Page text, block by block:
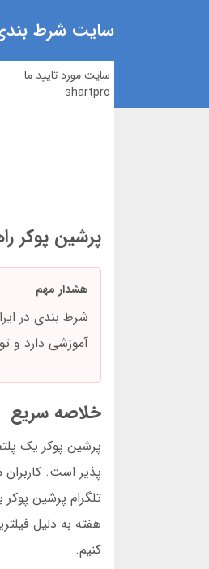
سایت شرط بندی
سایت مورد تایید ما
shartpro
پرشین پوکر
هشدار مهم
شرط بندی در
آموزشی دارد و
خلاصه سریع
پذیر است. کاربران
تلگرام پرشین
هفته به دلیل
کنیم.